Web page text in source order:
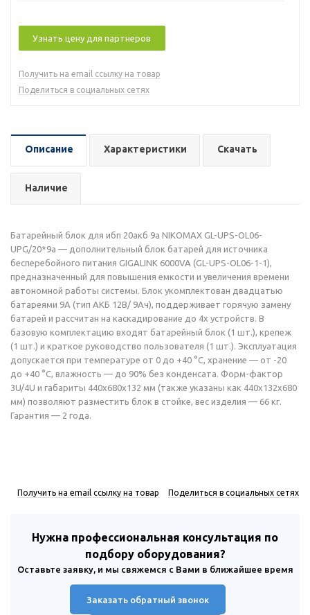
Узнать цену для партнеров
Получить на email ссылку на товар
Поделиться в социальных сетях
Описание Характеристики Скачать
Наличие
Батарейный блок для ибп 20акб 9а NIKOMAX GL-UPS-OL06-
UPG/20*9a — дополнительный блок батарей для источника
бесперебойного питания GIGALINK 6000VA (GL-UPS-OL06-1-1),
предназначенный для повышения емкости и увеличения времени
автономной работы системы. Блок укомплектован двадцатью
батареями 9А (тип АКБ 12В/ 9Ач), поддерживает горячую замену
батарей и рассчитан на каскадирование до 4х устройств. В
базовую комплектацию входят батарейный блок (1 шт.), крепеж
(1 шт.) и краткое руководство пользователя (1 шт.). Эксплуатация
допускается при температуре от 0 до +40 °C, хранение — от -20
до +40 °C, влажность — до 90% без конденсата. Форм-фактор
3U/4U и габариты 440x680x132 мм (также указаны как 440x132x680
мм) позволяют разместить блок в стойке, вес изделия — 66 кг.
Гарантия — 2 года.
Получить на email ссылку на товар Поделиться в социальных сетях
Нужна профессиональная консультация по
подбору оборудования?
Оставьте заявку, и мы свяжемся с Вами в ближайшее время
Заказать обратный звонок